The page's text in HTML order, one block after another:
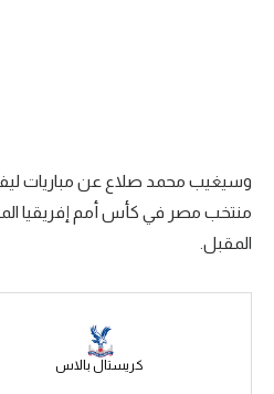
سعودي في الجول
الدوري الإنجليزي
وسيغيب محمد صلاع عن مباريات
منتخب مصر في كأس أمم إفريقيا
المقبل.
كريستال بالاس